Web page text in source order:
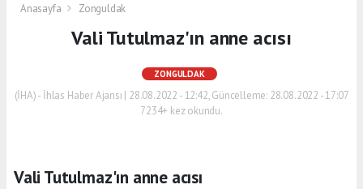
Anasayfa Zonguldak
Vali Tutulmaz'ın anne acısı
ZONGULDAK
(İHA) - İhlas Haber Ajansı | 28.08.2022 - 12:42, Güncelleme: 28.08.2022 - 17:07
7234+ kez okundu.
Vali Tutulmaz'ın anne acısı